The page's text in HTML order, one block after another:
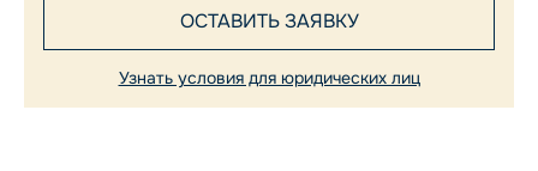
ОСТАВИТЬ ЗАЯВКУ
Узнать условия для юридических лиц